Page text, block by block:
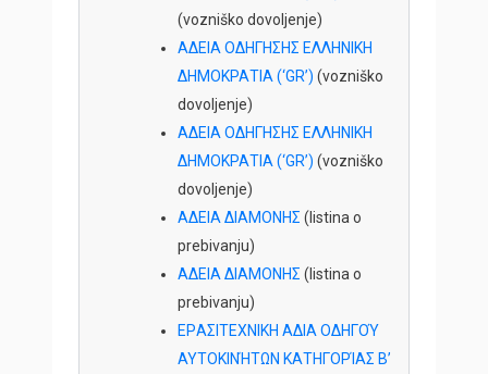
(vozniško dovoljenje)
AΔΕΙΑ ΟΔΗΓΗΣΗΣ ΕΛΛΗΝΙΚΗ
ΔΗΜΟΚΡΑΤΙΑ (‘GR’) (vozniško
dovoljenje)
AΔΕΙΑ ΟΔΗΓΗΣΗΣ ΕΛΛΗΝΙΚΗ
ΔΗΜΟΚΡΑΤΙΑ (‘GR’) (vozniško
dovoljenje)
AΔΕIA ΔIAMONHΣ (listina o
prebivanju)
AΔΕΙΑ ΔΙΑΜΟΝΗΣ (listina o
prebivanju)
EPΑΣITEXNIKH ΑΔΙΑ ΟΔΗΓΟΎ
ΑΥΤΟΚΙΝΉΤΩΝ ΚΑΤΗΓΟΡΊΑΣ B’